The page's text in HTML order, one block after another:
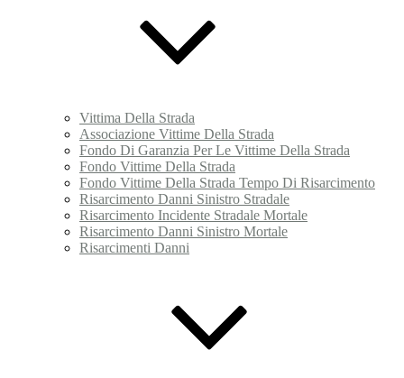
Vittima Della Strada
Associazione Vittime Della Strada
Fondo Di Garanzia Per Le Vittime Della Strada
Fondo Vittime Della Strada
Fondo Vittime Della Strada Tempo Di Risarcimento
Risarcimento Danni Sinistro Stradale
Risarcimento Incidente Stradale Mortale
Risarcimento Danni Sinistro Mortale
Risarcimenti Danni